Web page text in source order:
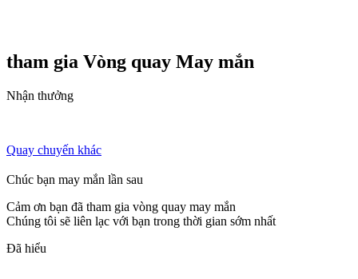
tham gia Vòng quay May mắn
Nhận thưởng
Quay chuyến khác
Chúc bạn may mắn lần sau
Cảm ơn bạn đã tham gia vòng quay may mắn
Chúng tôi sẽ liên lạc với bạn trong thời gian sớm nhất
Đã hiểu